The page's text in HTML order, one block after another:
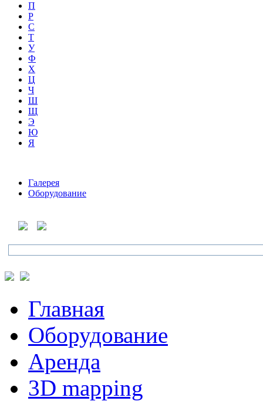
П
Р
С
Т
У
Ф
Х
Ц
Ч
Ш
Щ
Э
Ю
Я
Галерея
Оборудование
Главная
Оборудование
Аренда
3D mapping